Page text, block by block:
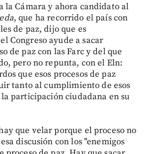
la Cámara y ahora candidato al
, que ha recorrido el país con
de paz, dijo que es
Congreso ayude a sacar
de paz con las Farc y del que
pero no repunta, con el Eln:
que esos procesos de paz
tanto al cumplimiento de esos
participación ciudadana en su
que velar porque el proceso no
discusión con los "enemigos